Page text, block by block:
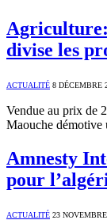
divise les
ACTUALITÉ 8 DÉCEMBRE
Vendue au prix de
Maouche
Amnesty
pour
ACTUALITÉ 23